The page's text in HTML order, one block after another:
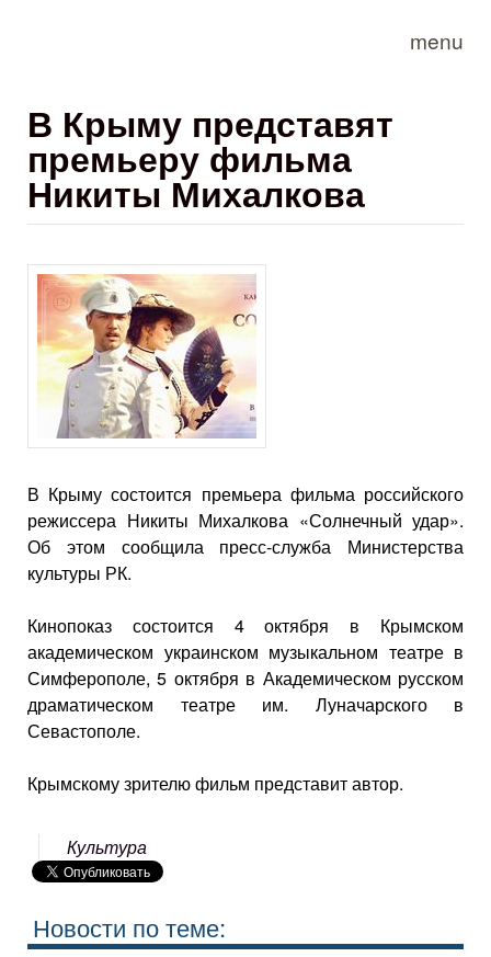
menu
В Крыму представят
премьеру фильма
Никиты Михалкова
В Крыму состоится премьера фильма российского
режиссера Никиты Михалкова «Солнечный удар».
Об этом сообщила пресс-служба Министерства
культуры РК.
Кинопоказ состоится 4 октября в Крымском
академическом украинском музыкальном театре в
Симферополе, 5 октября в Академическом русском
драматическом театре им. Луначарского в
Севастополе.
Крымскому зрителю фильм представит автор.
Культура
Новости по теме: